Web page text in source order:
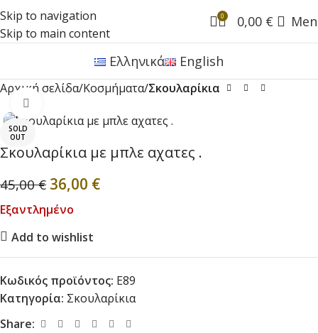
Skip to navigation
Skip to main content
0 0,00 €
Ελληνικά English
Αρχική σελίδα Κοσμήματα Σκουλαρίκια
SOLD
OUT
Σκουλαρίκια με μπλε αχατες .
45,00€ 36,00 €
Εξαντλημένο
Add to wishlist
Κωδικός προϊόντος: E89
Κατηγορία: Σκουλαρίκια
Share: